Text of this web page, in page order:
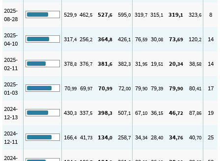
2025-
08-28
529,9 462,5 527,6 595,0 319,7 315,1 319,1 323,6 8
2025-
04-10
317,4 256,2 364,8 426,1 76,59 30,08 73,69 120,2 14
2025-
02-11
378,8 376,7 381,6 382,3 31,95 19,51 20,34 38,58 14
2025-
01-03
70,99 69,97 70,99 72,00 79,90 79,39 79,90 80,41 17
2024-
12-13
430,3 337,5 398,3 507,1 67,10 36,15 46,72 87,86 19
2024-
12-11
166,4 41,73 134,0 258,7 34,34 28,40 34,76 40,70 25
2024-